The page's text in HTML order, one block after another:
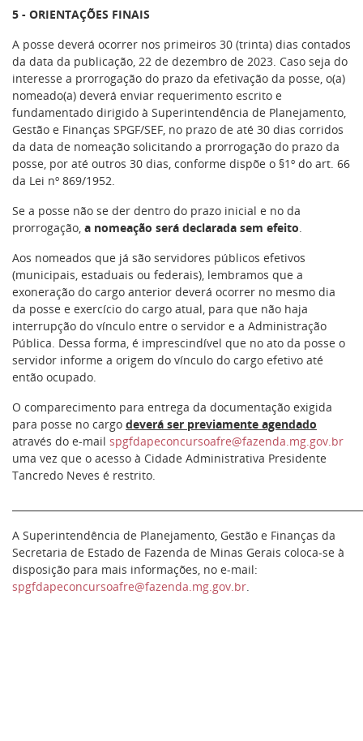
5 - ORIENTAÇÕES FINAIS
A posse deverá ocorrer nos primeiros 30 (trinta) dias contados
da data da publicação, 22 de dezembro de 2023. Caso seja do
interesse a prorrogação do prazo da efetivação da posse, o(a)
nomeado(a) deverá enviar requerimento escrito e
fundamentado dirigido à Superintendência de Planejamento,
Gestão e Finanças SPGF/SEF, no prazo de até 30 dias corridos
da data de nomeação solicitando a prorrogação do prazo da
posse, por até outros 30 dias, conforme dispõe o §1º do art. 66
da Lei nº 869/1952.
Se a posse não se der dentro do prazo inicial e no da
prorrogação, a nomeação será declarada sem efeito.
Aos nomeados que já são servidores públicos efetivos
(municipais, estaduais ou federais), lembramos que a
exoneração do cargo anterior deverá ocorrer no mesmo dia
da posse e exercício do cargo atual, para que não haja
interrupção do vínculo entre o servidor e a Administração
Pública. Dessa forma, é imprescindível que no ato da posse o
servidor informe a origem do vínculo do cargo efetivo até
então ocupado.
O comparecimento para entrega da documentação exigida
para posse no cargo deverá ser previamente agendado
através do e-mail spgfdapeconcursoafre@fazenda.mg.gov.br
uma vez que o acesso à Cidade Administrativa Presidente
Tancredo Neves é restrito.
A Superintendência de Planejamento, Gestão e Finanças da
Secretaria de Estado de Fazenda de Minas Gerais coloca-se à
disposição para mais informações, no e-mail:
spgfdapeconcursoafre@fazenda.mg.gov.br.